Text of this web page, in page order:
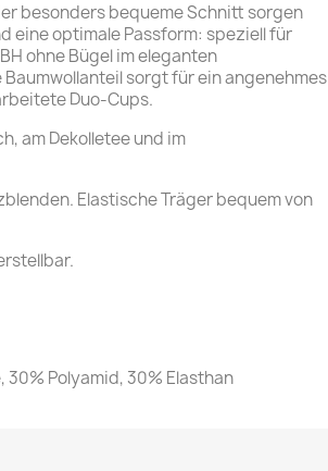
besonders bequeme Schnitt sorgen
eine optimale Passform: speziell für
ohne Bügel im eleganten
sorgt für ein angenehmes
Duo-Cups.
am Dekolletee und im
Elastische Träger bequem von
30% Polyamid, 30% Elasthan